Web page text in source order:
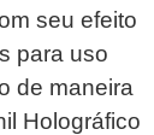
seu efeito
para uso
de maneira
Holográfico